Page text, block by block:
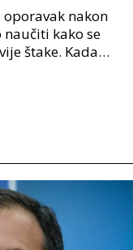
nakon
naučiti kako se
štake. Kada